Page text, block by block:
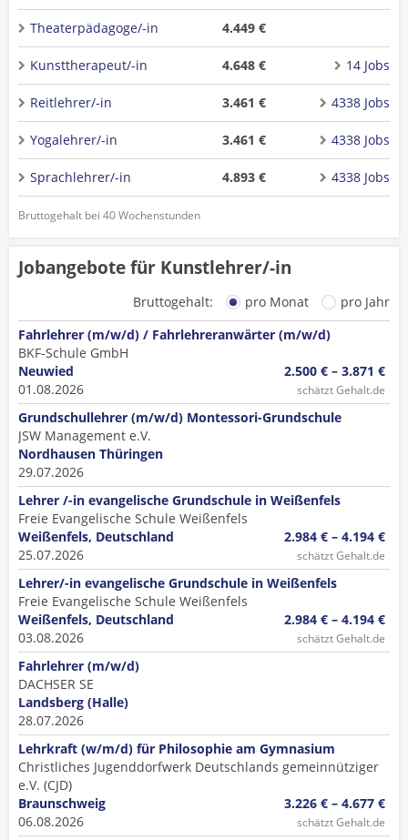
Theaterpädagoge/-in 4.449 €
Kunsttherapeut/-in 4.648 € 14 Jobs
Reitlehrer/-in 3.461 € 4338 Jobs
Yogalehrer/-in 3.461 € 4338 Jobs
Sprachlehrer/-in 4.893 € 4338 Jobs
Bruttogehalt bei 40 Wochenstunden
Jobangebote für Kunstlehrer/-in
Bruttogehalt: pro Monat
pro Jahr
Fahrlehrer (m/w/d) / Fahrlehreranwärter (m/w/d)
BKF-Schule GmbH
Neuwied
01.08.2026
2.500 € – 3.871 €
schätzt Gehalt.de
Grundschullehrer (m/w/d) Montessori-Grundschule
JSW Management e.V.
Nordhausen Thüringen
29.07.2026
Lehrer /-in evangelische Grundschule in Weißenfels
Freie Evangelische Schule Weißenfels
Weißenfels, Deutschland
25.07.2026
2.984 € – 4.194 €
schätzt Gehalt.de
Lehrer/-in evangelische Grundschule in Weißenfels
Freie Evangelische Schule Weißenfels
Weißenfels, Deutschland
03.08.2026
2.984 € – 4.194 €
schätzt Gehalt.de
Fahrlehrer (m/w/d)
DACHSER SE
Landsberg (Halle)
28.07.2026
Lehrkraft (w/m/d) für Philosophie am Gymnasium
Christliches Jugenddorfwerk Deutschlands gemeinnütziger
e.V. (CJD)
Braunschweig
06.08.2026
3.226 € – 4.677 €
schätzt Gehalt.de